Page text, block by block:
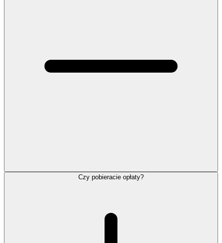
Czy pobieracie opłaty?